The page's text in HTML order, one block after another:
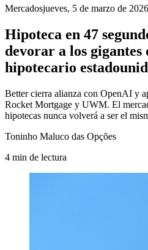
Mercadosjueves, 5 de marzo de 2026
Hipoteca en 47
devorar a los gigantes
hipotecario
Better cierra alianza con OpenAI y
Rocket Mortgage y UWM. El
hipotecas nunca volverá a ser el
Toninho Maluco das Opções
4 min de lectura